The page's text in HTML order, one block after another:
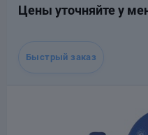
Гарантия
Цены уточняйте у
Быстрый заказ